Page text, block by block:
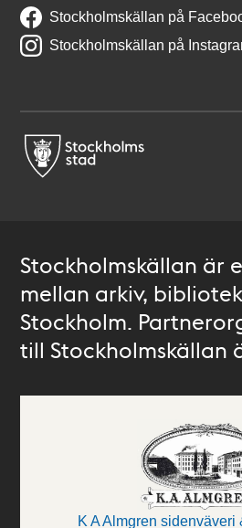
Stockholmskällan på
Stockholmskällan på
Stockholmskällan är
mellan arkiv,
Stockholm.
till Stockholmskällan
K A Almgren sidenväveri